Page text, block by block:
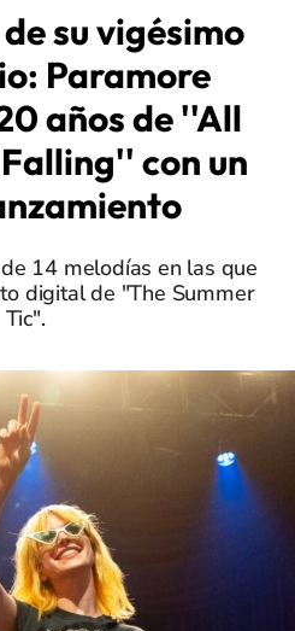
su vigésimo
Paramore
años de ''All
con un
14 melodías en las que
digital de "The Summer
Tic".